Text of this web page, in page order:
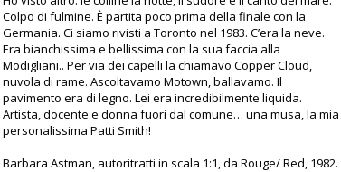
Colpo di fulmine. È partita poco prima della finale con la
Germania. Ci siamo rivisti a Toronto nel 1983. C’era la neve.
Era bianchissima e bellissima con la sua faccia alla
Modigliani.. Per via dei capelli la chiamavo Copper Cloud,
nuvola di rame. Ascoltavamo Motown, ballavamo. Il
pavimento era di legno. Lei era incredibilmente liquida.
Artista, docente e donna fuori dal comune… una musa, la mia
personalissima Patti Smith!
Barbara Astman, autoritratti in scala 1:1, da Rouge/ Red, 1982.